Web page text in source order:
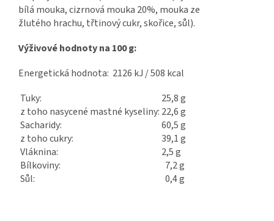
bílá mouka, cizrnová mouka 20%, mouka ze
žlutého hrachu, třtinový cukr, skořice, sůl).
Výživové hodnoty na 100 g:
Energetická hodnota: 2126 kJ / 508 kcal
Tuky:
25,8 g
z toho nasycené mastné kyseliny: 22,6 g
Sacharidy:
60,5 g
z toho cukry:
39,1 g
Vláknina:
2,5 g
Bílkoviny:
7,2 g
Sůl:
0,4 g